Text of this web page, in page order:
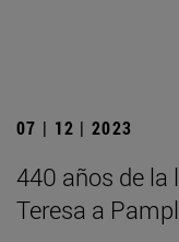
07 | 12 | 2023
440 años de la
Teresa a